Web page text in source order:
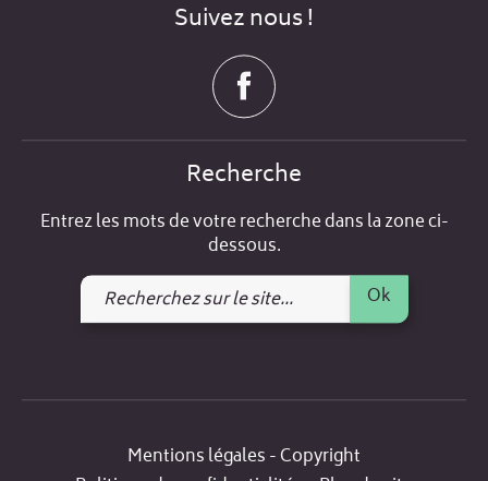
Suivez nous !
Recherche
Entrez les mots de votre recherche dans la zone ci-
dessous.
Recherchez
sur
Ok
Mentions légales - Copyright